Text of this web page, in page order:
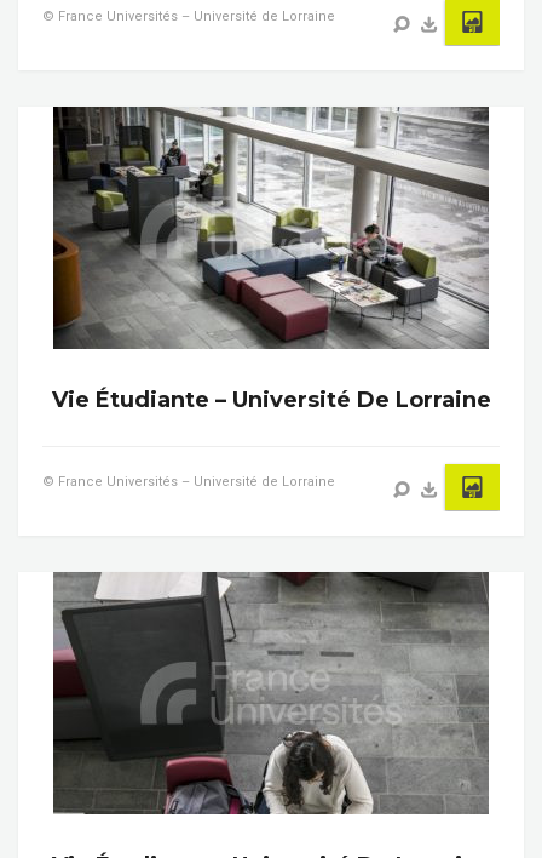
© France Universités – Université de Lorraine
Vie Étudiante – Université De Lorraine
© France Universités – Université de Lorraine